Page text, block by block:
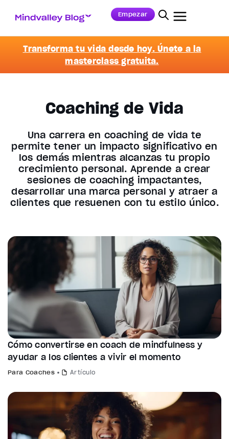
Empezar
Transforma tu vida desde hoy. Únete a la
masterclass gratuita.
Coaching de Vida
Una carrera en coaching de vida te
permite tener un impacto significativo en
los demás mientras alcanzas tu propio
crecimiento personal. Aprende a crear
sesiones de coaching impactantes,
desarrollar una marca personal y atraer a
clientes que resuenen con tu estilo único.
Cómo convertirse en coach de mindfulness y
ayudar a los clientes a vivir el momento
Para Coaches Artículo